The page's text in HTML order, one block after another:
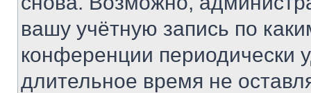
вашу учётную запись по
конференции периодически
длительное время не